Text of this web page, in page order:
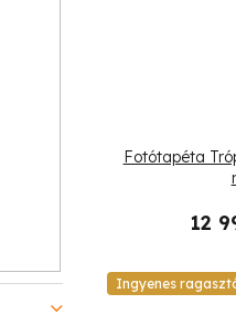
Fotótapéta
12
Ingyenes